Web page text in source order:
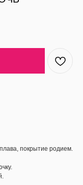
покрытие родием.